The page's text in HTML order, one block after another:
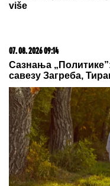
Samo da mi dete